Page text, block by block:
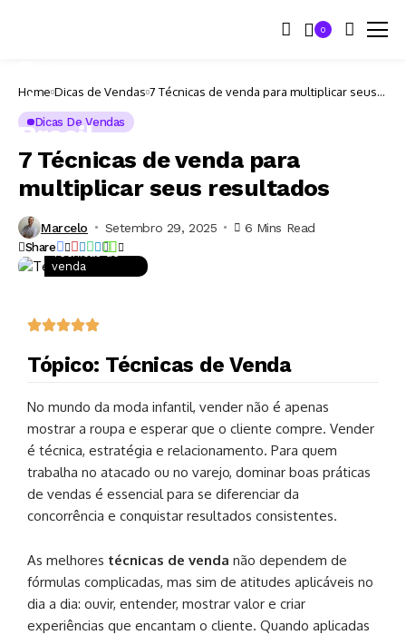
0
Home Dicas de Vendas 7 Técnicas de venda para multiplicar seus
Dicas De Vendas
7 Técnicas de venda para
multiplicar seus resultados
Marcelo Setembro 29, 2025 6 Mins Read
ShareTécnicas de
venda
Tópico: Técnicas de Venda
No mundo da moda infantil, vender não é apenas
mostrar a roupa e esperar que o cliente compre. Vender
é técnica, estratégia e relacionamento. Para quem
trabalha no atacado ou no varejo, dominar boas práticas
de vendas é essencial para se diferenciar da
concorrência e conquistar resultados consistentes.
As melhores técnicas de venda não dependem de
fórmulas complicadas, mas sim de atitudes aplicáveis no
dia a dia: ouvir, entender, mostrar valor e criar
experiências que encantam o cliente. Quando aplicadas